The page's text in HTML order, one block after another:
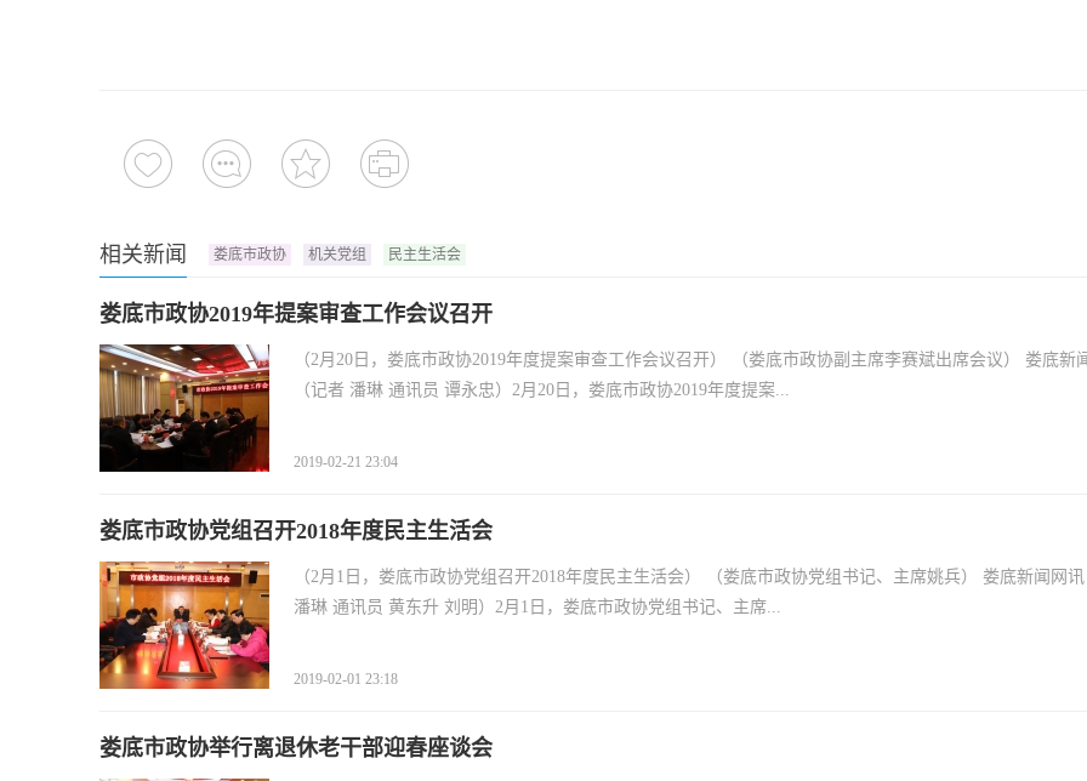
相关新闻 娄底市政协 机关党组 民主生活会
娄底市政协2019年提案审查工作会议召开
（2月20日，娄底市政协2019年度提案审查工作会议召开） （娄底市政协副主席李赛斌出席会议） 娄底新
（记者 潘琳 通讯员 谭永忠）2月20日，娄底市政协2019年度提案...
2019-02-21 23:04
娄底市政协党组召开2018年度民主生活会
（2月1日，娄底市政协党组召开2018年度民主生活会） （娄底市政协党组书记、主席姚兵） 娄底新闻网
潘琳 通讯员 黄东升 刘明）2月1日，娄底市政协党组书记、主席...
2019-02-01 23:18
娄底市政协举行离退休老干部迎春座谈会